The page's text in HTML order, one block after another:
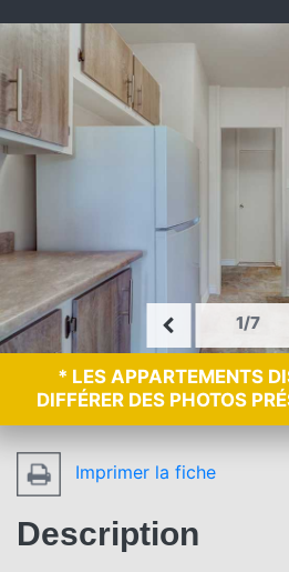
1/7
* LES APPARTEMENTS
DIFFÉRER DES PHOTOS
Imprimer la fiche
Description